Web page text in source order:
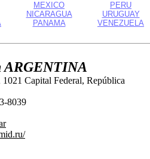
MEXICO
PERU
NICARAGUA
URUGUAY
PANAMA
VENEZUELA
ARGENTINA
Capital Federal, República
8039